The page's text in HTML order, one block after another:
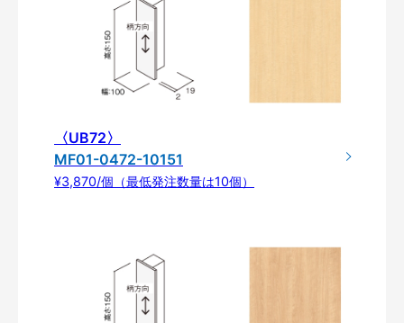
〈UB72〉
MF01-0472-10151
¥3,870/個（最低発注数量は10個）